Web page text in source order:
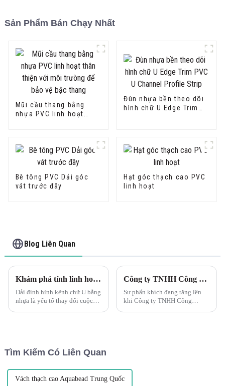
Sản Phẩm Bán Chạy Nhất
Mũi cầu thang bằng
nhựa PVC linh hoạt
Đùn nhựa bền theo dõi
hình chữ U Edge Trim
Bê tông PVC Dải góc
vát trước đây
Hạt góc thạch cao PVC
linh hoạt
Blog Liên Quan
Khám phá tính linh hoạt của thanh profile kênh U PVC Leguwe
Dải định hình kênh chữ U bằng
nhựa là yếu tố thay đổi cuộc
Công ty TNHH Công nghiệp Nhựa LEGUWE chuẩn bị cho Triển lãm ARCHIDEX tại Malaysia
Sự phấn khích đang tăng lên
khi Công ty TNHH Công
Tìm Kiếm Có Liên Quan
Vách thạch cao Aquabead Trung Quốc